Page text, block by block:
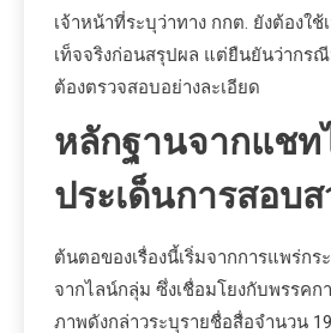
เจ้าหน้าที่ระบุว่าทาง กกต. ยังต้องใช้
เท็จจริงก่อนสรุปผล แต่ยืนยันว่ากร
ต้องตรวจสอบอย่างละเอียด
หลักฐานจากแช
ประเด็นการสอบ
ต้นตอของเรื่องนี้เริ่มจากการแพร่ก
จากไลน์กลุ่ม ซึ่งเชื่อมโยงกับพรรคก
ภาพดังกล่าวระบุรายชื่อสื่อจำนวน